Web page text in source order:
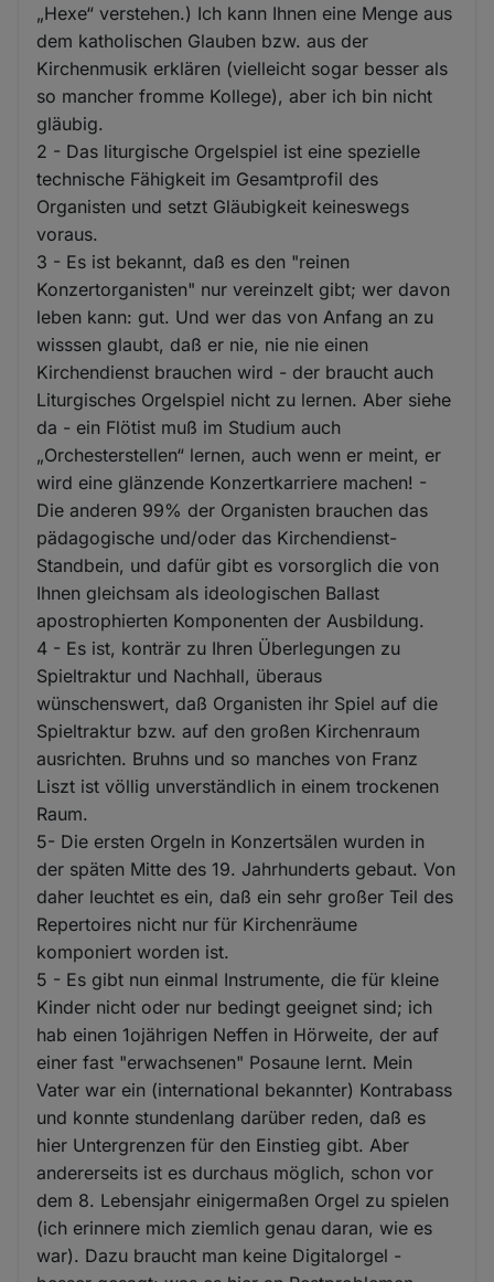
„Hexe“ verstehen.) Ich kann Ihnen eine Menge aus
dem katholischen Glauben bzw. aus der
Kirchenmusik erklären (vielleicht sogar besser als
so mancher fromme Kollege), aber ich bin nicht
gläubig.
2 - Das liturgische Orgelspiel ist eine spezielle
technische Fähigkeit im Gesamtprofil des
Organisten und setzt Gläubigkeit keineswegs
voraus.
3 - Es ist bekannt, daß es den "reinen
Konzertorganisten" nur vereinzelt gibt; wer davon
leben kann: gut. Und wer das von Anfang an zu
wisssen glaubt, daß er nie, nie nie einen
Kirchendienst brauchen wird - der braucht auch
Liturgisches Orgelspiel nicht zu lernen. Aber siehe
da - ein Flötist muß im Studium auch
„Orchesterstellen“ lernen, auch wenn er meint, er
wird eine glänzende Konzertkarriere machen! -
Die anderen 99% der Organisten brauchen das
pädagogische und/oder das Kirchendienst-
Standbein, und dafür gibt es vorsorglich die von
Ihnen gleichsam als ideologischen Ballast
apostrophierten Komponenten der Ausbildung.
4 - Es ist, konträr zu Ihren Überlegungen zu
Spieltraktur und Nachhall, überaus
wünschenswert, daß Organisten ihr Spiel auf die
Spieltraktur bzw. auf den großen Kirchenraum
ausrichten. Bruhns und so manches von Franz
Liszt ist völlig unverständlich in einem trockenen
Raum.
5- Die ersten Orgeln in Konzertsälen wurden in
der späten Mitte des 19. Jahrhunderts gebaut. Von
daher leuchtet es ein, daß ein sehr großer Teil des
Repertoires nicht nur für Kirchenräume
komponiert worden ist.
5 - Es gibt nun einmal Instrumente, die für kleine
Kinder nicht oder nur bedingt geeignet sind; ich
hab einen 1ojährigen Neffen in Hörweite, der auf
einer fast "erwachsenen" Posaune lernt. Mein
Vater war ein (international bekannter) Kontrabass
und konnte stundenlang darüber reden, daß es
hier Untergrenzen für den Einstieg gibt. Aber
andererseits ist es durchaus möglich, schon vor
dem 8. Lebensjahr einigermaßen Orgel zu spielen
(ich erinnere mich ziemlich genau daran, wie es
war). Dazu braucht man keine Digitalorgel -